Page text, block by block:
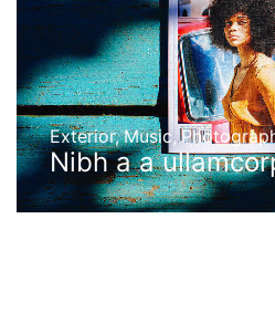
Exterior,Music,
Nibh a a